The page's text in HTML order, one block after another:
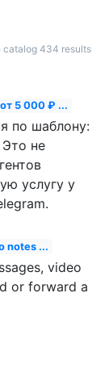
434 results
5 000 ₽ ...
по шаблону:
Это не
услугу у
notes ...
video
or forward a